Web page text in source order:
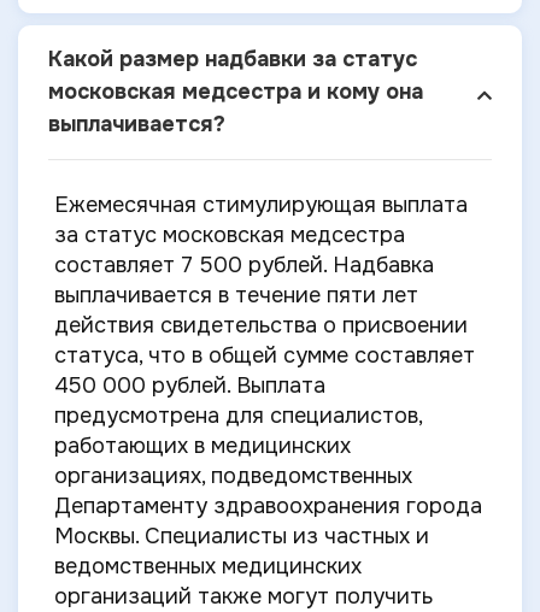
Какой размер надбавки за статус
московская медсестра и кому она
выплачивается?
Ежемесячная стимулирующая выплата
за статус московская медсестра
составляет 7 500 рублей. Надбавка
выплачивается в течение пяти лет
действия свидетельства о присвоении
статуса, что в общей сумме составляет
450 000 рублей. Выплата
предусмотрена для специалистов,
работающих в медицинских
организациях, подведомственных
Департаменту здравоохранения города
Москвы. Специалисты из частных и
ведомственных медицинских
организаций также могут получить